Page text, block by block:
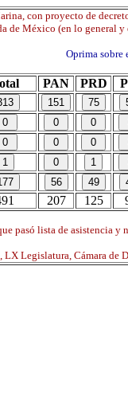
con proyecto de
de México (en lo general
Oprima sobre el
PAN PRD
207 125
pasó lista de asistencia y
LX Legislatura, Cámara de